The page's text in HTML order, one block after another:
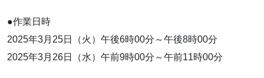
●作業日時
2025年3月25日（火）午後6時00分～午後8時00分
2025年3月26日（水）午前9時00分～午前11時00分